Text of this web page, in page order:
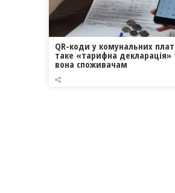
QR-коди у комунальних
таке «тарифна декларація»
вона споживачам